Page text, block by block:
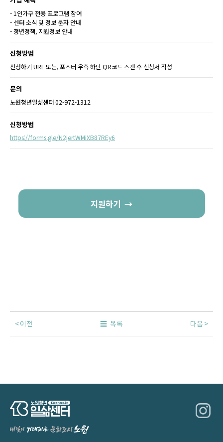
- 1인가구 전용 프로그램 참여
- 센터 소식 및 정보 문자 안내
- 청년정책, 지원정보 안내
신청방법
신청하기 URL 또는, 포스터 우측 하단 QR코드 스캔 후 신청서 작성
문의
노원청년일삶센터 02-972-1312
신청방법
https://forms.gle/N2jertWMiXB87REy6
지원하기
이전 목록 다음